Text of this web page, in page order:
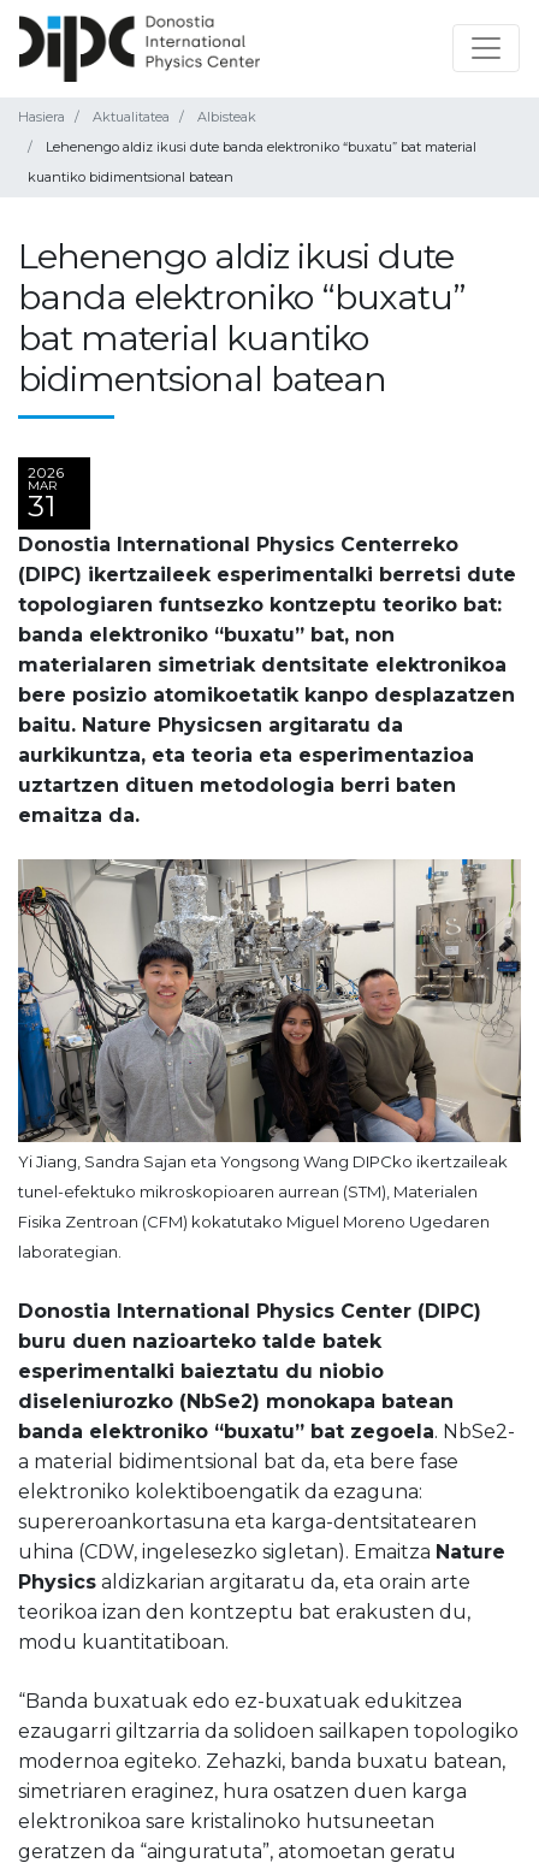
Hasiera Aktualitatea
Albisteak
Lehenengo aldiz ikusi dute banda elektroniko “buxatu” bat material
kuantiko bidimentsional batean
Lehenengo aldiz ikusi dute
banda elektroniko “buxatu”
bat material kuantiko
bidimentsional batean
2026
MAR
31
Donostia International Physics Centerreko
(DIPC) ikertzaileek esperimentalki berretsi dute
topologiaren funtsezko kontzeptu teoriko bat:
banda elektroniko “buxatu” bat, non
materialaren simetriak dentsitate elektronikoa
bere posizio atomikoetatik kanpo desplazatzen
baitu. Nature Physicsen argitaratu da
aurkikuntza, eta teoria eta esperimentazioa
uztartzen dituen metodologia berri baten
emaitza da.
Yi Jiang, Sandra Sajan eta Yongsong Wang DIPCko ikertzaileak
tunel-efektuko mikroskopioaren aurrean (STM), Materialen
Fisika Zentroan (CFM) kokatutako Miguel Moreno Ugedaren
laborategian.
Donostia International Physics Center (DIPC)
buru duen nazioarteko talde batek
esperimentalki baieztatu du niobio
diseleniurozko (NbSe2) monokapa batean
banda elektroniko “buxatu” bat zegoela. NbSe2-
a material bidimentsional bat da, eta bere fase
elektroniko kolektiboengatik da ezaguna:
supereroankortasuna eta karga-dentsitatearen
uhina (CDW, ingelesezko sigletan). Emaitza Nature
Physics aldizkarian argitaratu da, eta orain arte
teorikoa izan den kontzeptu bat erakusten du,
modu kuantitatiboan.
“Banda buxatuak edo ez-buxatuak edukitzea
ezaugarri giltzarria da solidoen sailkapen topologiko
modernoa egiteko. Zehazki, banda buxatu batean,
simetriaren eraginez, hura osatzen duen karga
elektronikoa sare kristalinoko hutsuneetan
geratzen da “ainguratuta”, atomoetan geratu